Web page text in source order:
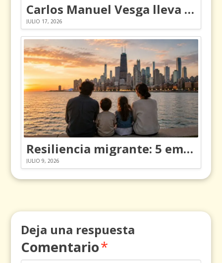
Carlos Manuel Vesga lleva el nombre de Colombia a los Emmy
JULIO 17, 2026
Resiliencia migrante: 5 emociones y cómo gestionarlas
JULIO 9, 2026
Deja una respuesta
Comentario*